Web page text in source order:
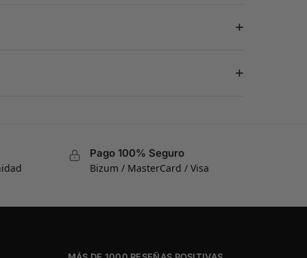
+
+
Pago 100% Seguro
Bizum / MasterCard / Visa